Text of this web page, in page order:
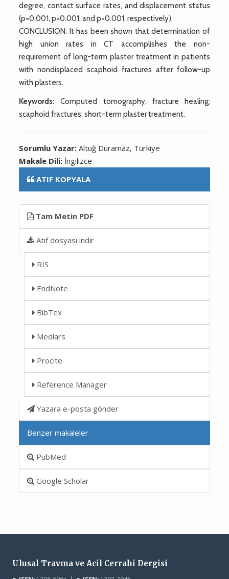
degree, contact surface rates, and displacement status
(p=0.001, p=0.001, and p=0.001, respectively).
CONCLUSION: It has been shown that determination of
high union rates in CT accomplishes the non-
requirement of long-term plaster treatment in patients
with nondisplaced scaphoid fractures after follow-up
with plasters.
Keywords: Computed tomography, fracture healing;
scaphoid fractures; short-term plaster treatment.
Sorumlu Yazar:Altuğ Duramaz, Türkiye
Makale Dili: İngilizce
ATIF KOPYALA
Tam Metin PDF
Atıf dosyası indir
RIS
EndNote
BibTex
Medlars
Procite
Reference Manager
Yazara e-posta gönder
Benzer makaleler
PubMed
Google Scholar
Ulusal Travma ve Acil Cerrahi Dergisi